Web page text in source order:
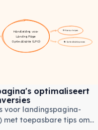
🎯 Kernprincipes
🔄 Optimalisatieproces
Handleiding voor
Landing Page
Optimalisatie (LPO)
optimaliseert
voor landingspagina-
met toepasbare tips om